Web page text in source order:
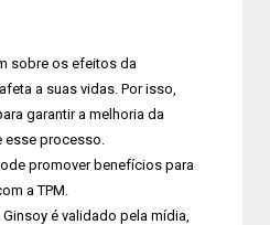
sobre os efeitos da
a suas vidas. Por isso,
garantir a melhoria da
esse processo.
promover benefícios para
a TPM.
é validado pela mídia,